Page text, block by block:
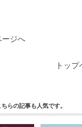
ージへ
トッ
ちらの記事も人気です。